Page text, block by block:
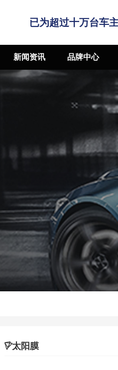
已为超过十万台车
新闻资讯 品牌中心
太阳膜